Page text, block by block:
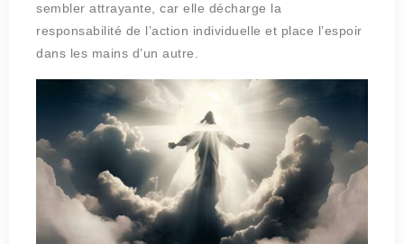
sembler attrayante, car elle décharge la
responsabilité de l’action individuelle et place l’espoir
dans les mains d’un autre.